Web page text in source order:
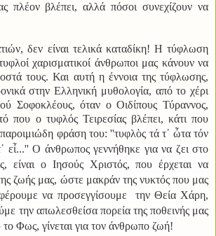
πλέον βλέπει, αλλά πόσοι συνεχίζουν να
δεν είναι τελικά καταδίκη! Η τύφλωση
χαρισματικοί άνθρωποι μας κάνουν να
τους. Και αυτή η έννοια της τύφλωσης,
στην Ελληνική μυθολογία, από το χέρι
Σοφοκλέους, όταν ο Οιδίπους Τύραννος,
που ο τυφλός Τειρεσίας βλέπει, κάτι που
φράση του: ''τυφλὸς τά τ᾽ ὦτα τόν
εἶ...'' Ο άνθρωπος γεννήθηκε για να ζει στο
ο Ιησούς Χριστός, που έρχεται να
ζωής μας, ώστε μακράν της νυκτός που μας
να προσεγγίσουμε την Θεία Χάρη,
την απωλεσθείσα πορεία της ποθεινής μας
το Φως, γίνεται για τον άνθρωπο ζωή!